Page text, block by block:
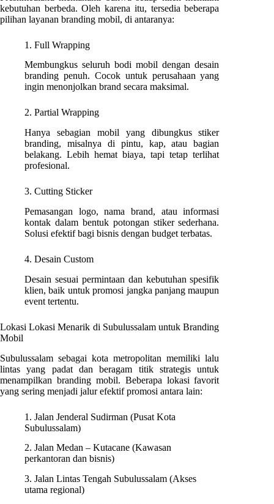
kebutuhan berbeda. Oleh karena itu, tersedia beberapa
pilihan layanan branding mobil, di antaranya:
1. Full Wrapping
Membungkus seluruh bodi mobil dengan desain
branding penuh. Cocok untuk perusahaan yang
ingin menonjolkan brand secara maksimal.
2. Partial Wrapping
Hanya sebagian mobil yang dibungkus stiker
branding, misalnya di pintu, kap, atau bagian
belakang. Lebih hemat biaya, tapi tetap terlihat
profesional.
3. Cutting Sticker
Pemasangan logo, nama brand, atau informasi
kontak dalam bentuk potongan stiker sederhana.
Solusi efektif bagi bisnis dengan budget terbatas.
4. Desain Custom
Desain sesuai permintaan dan kebutuhan spesifik
klien, baik untuk promosi jangka panjang maupun
event tertentu.
Lokasi Lokasi Menarik di Subulussalam untuk Branding
Mobil
Subulussalam sebagai kota metropolitan memiliki lalu
lintas yang padat dan beragam titik strategis untuk
menampilkan branding mobil. Beberapa lokasi favorit
yang sering menjadi jalur efektif promosi antara lain:
1. Jalan Jenderal Sudirman (Pusat Kota
Subulussalam)
2. Jalan Medan – Kutacane (Kawasan
perkantoran dan bisnis)
3. Jalan Lintas Tengah Subulussalam (Akses
utama regional)